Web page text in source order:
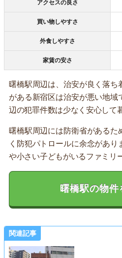
アクセスの良さ
買い物しやすさ
外食しやすさ
家賃の安さ
曙橋駅周辺は、治安が良く落ち
がある新宿区は治安が悪い地域
辺の犯罪件数は少なく安心して
曙橋駅周辺には防衛省があるた
く防犯パトロールに余念があり
や小さい子どもがいるファミリ
曙橋駅の物件
関連記事